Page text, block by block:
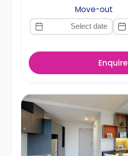
Move-out
Enquire